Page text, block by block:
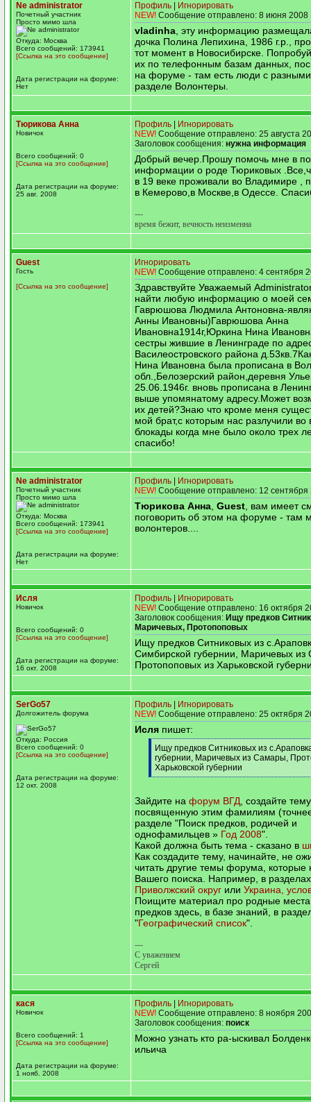
Ne administrator
Почетный участник
Просто мимо шла
Откуда: Москва
Всего сообщений: 173941
[Ссылка на это сообщение]
Дата регистрации на форуме:
Нет
Профиль
Игнорировать
NEW! Сообщение отправлено: 8 июня 2008
vladinha , эту информацию
дочка Полина Лепихина, 1986 г.р.,
тот момент в Новосибирске.
их по телефонным базам данных,
на форуме - там есть люди с
разделе Волонтеры.
Тюрикова Анна
Новичок
Всего сообщений: 0
[Ссылка на это сообщение]
Дата регистрации на форуме:
25 авг. 2008
Профиль
Игнорировать
NEW! Сообщение отправлено: 25 августа
Заголовок сообщения: нужна информация
Добрый вечер.Прошу помочь мне в
информации о роде Тюриковых
в 19 веке проживали во Владимире ,
в Кемерово,в Москве,в Одессе.
---
время бежит, вечность неизменна
Guest
Гость
[Ссылка на это сообщение]
Игнорировать
NEW! Сообщение отправлено: 4 сентября
Здравствуйте Уважаемый
найти любую информацию о моей
Гаврюшова Людмила Антоновна-
Анны Ивановны)Гаврюшова Анна
Ивановна1914г,Юркина Нина
сестры жившие в Ленинграде по
Василеостровского района
Нина Ивановна была прописана в
обл.,Белозерский район,деревня
25.06.1946г. вновь прописана в
выше упомянатому адресу.Может
их детей?Знаю что кроме меня
мой брат,с которым нас разлучили во
блокады когда мне было около трех
спасибо!
Ne administrator
Почетный участник
Просто мимо шла
Откуда: Москва
Всего сообщений: 173941
[Ссылка на это сообщение]
Дата регистрации на форуме:
Нет
Профиль
Игнорировать
NEW! Сообщение отправлено: 12 сентября
Тюрикова Анна Guest , вам имеет
поговорить об этом на форуме - там
волонтеров....
Исля
Новичок
Всего сообщений: 0
[Ссылка на это сообщение]
Дата регистрации на форуме:
16 окт. 2008
Профиль
Игнорировать
NEW! Сообщение отправлено: 16 октября
Заголовок сообщения: Ищу предков
Маричевых, Протопоповых
Ищу предков Ситниковых из
Симбирской губернии, Маричевых
Протопоповых из Харьковской
SerGo57
Долгожитель форума
Откуда: Россия
Всего сообщений: 0
[Ссылка на это сообщение]
Дата регистрации на форуме:
12 окт. 2008
Профиль
Игнорировать
NEW! Сообщение отправлено: 25 октября
Исля пишет:
[q]
Ищу предков Ситниковых из
губернии, Маричевых из Самары,
Харьковской губернии
[/q]
Зайдите на форум ВГД , создайте
посвященную этим фамилиям
разделе "Поиск предков, родичей и
однофамильцев » Год 2008".
Какой должна быть тема - сказано в
Как создадите тему, начинайте, не
читать другие темы форума, которые
Вашего поиска. Например, в
Приволжский округ или Украина,
Поищите материал про родные места
предков здесь, в базе знаний, в
"Географический список".
---
С уважением
Сергей
кася
Новичок
Всего сообщений: 1
[Ссылка на это сообщение]
Дата регистрации на форуме:
1 нояб. 2008
Профиль
Игнорировать
NEW! Сообщение отправлено: 8 ноября
Заголовок сообщения: поиск
Можно узнать кто ра-ыскивал
ильича